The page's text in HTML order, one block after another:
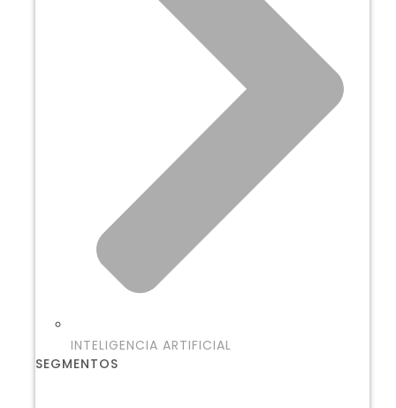
INTELIGENCIA ARTIFICIAL
SEGMENTOS